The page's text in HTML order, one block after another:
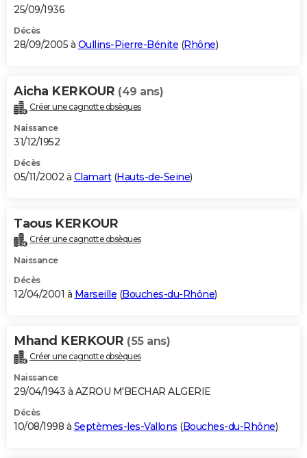
25/09/1936
Décès
28/09/2005 à Oullins-Pierre-Bénite (Rhône)
Aicha KERKOUR (49 ans)
Créer une cagnotte obsèques
Naissance
31/12/1952
Décès
05/11/2002 à Clamart(Hauts-de-Seine)
Taous KERKOUR
Créer une cagnotte obsèques
Naissance
Décès
12/04/2001 à Marseille (Bouches-du-Rhône)
Mhand KERKOUR (55 ans)
Créer une cagnotte obsèques
Naissance
29/04/1943 à AZROU M'BECHAR ALGERIE
Décès
10/08/1998 à Septèmes-les-Vallons (Bouches-du-Rhône)